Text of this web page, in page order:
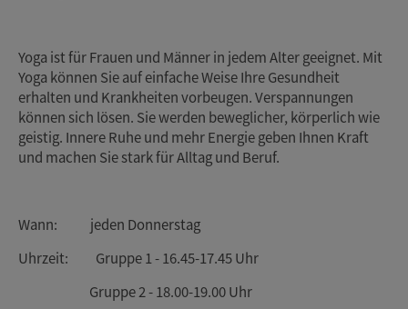
Yoga ist für Frauen und Männer in jedem Alter geeignet. Mit
Yoga können Sie auf einfache Weise Ihre Gesundheit
erhalten und Krankheiten vorbeugen. Verspannungen
können sich lösen. Sie werden beweglicher, körperlich wie
geistig. Innere Ruhe und mehr Energie geben Ihnen Kraft
und machen Sie stark für Alltag und Beruf.
Wann: jeden Donnerstag
Uhrzeit: Gruppe 1 - 16.45-17.45 Uhr
Gruppe 2 - 18.00-19.00 Uhr